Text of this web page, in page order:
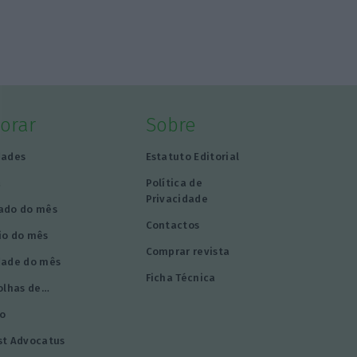
do mês
do mês
do mês
de…
Advocatus
Sobre
Estatuto Editorial
Política de
Privacidade
Contactos
Comprar revista
Ficha Técnica